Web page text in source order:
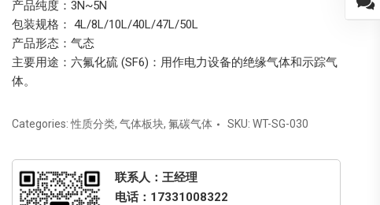
产品纯度：3N~5N
包装规格： 4L/8L/10L/40L/47L/50L
产品形态：气态
主要用途：六氟化硫 (SF6)：用作电力设备的绝缘气体和示踪气
体。
Categories:性质分类,气体板块,氟碳气体 SKU:WT-SG-030
联系人：王经理
电话：17331008322